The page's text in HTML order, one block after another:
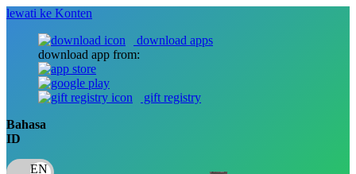
lewati ke Konten
download apps
download app from:
gift registry
Bahasa
ID